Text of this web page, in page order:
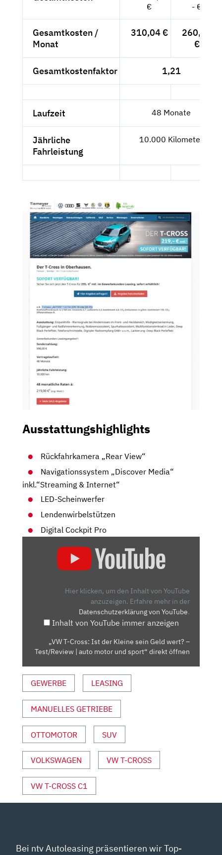
€
- €
Gesamtkosten /
Monat
310,04 €
260,54
€
Gesamtkostenfaktor 1,21
Laufzeit 48 Monate
Jährliche
Fahrleistung
10.000 Kilometer
Ausstattungshighlights
Rückfahrkamera „Rear View“
Navigationssystem „Discover Media“
inkl.“Streaming & Internet“
LED-Scheinwerfer
Lendenwirbelstützen
Digital Cockpit Pro
|
AUTO
UND
SPORT“
VON
YOUTUBE
ANZEIGEN
Hier klicken, um den Inhalt von YouTube
anzuzeigen. Erfahre mehr in der
Datenschutzerklärung von YouTube.
Inhalt von YouTube immer anzeigen
„VW T-Cross: Ist der Kleine sein Geld wert? –
Test/Review | auto motor und sport“ direkt öffnen
GEWERBE LEASING
MANUELLES GETRIEBE
OTTOMOTOR SUV
VOLKSWAGEN VW T-CROSS
VW T-CROSS C1
Bei ntv Autoleasing präsentieren wir Top-